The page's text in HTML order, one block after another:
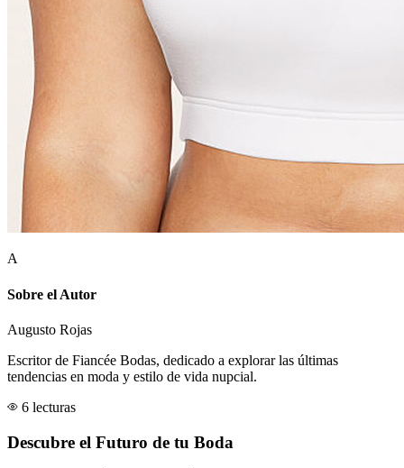
A
Sobre el Autor
Augusto Rojas
Escritor de Fiancée Bodas, dedicado a explorar las últimas
tendencias en moda y estilo de vida nupcial.
6 lecturas
Descubre el Futuro de tu Boda